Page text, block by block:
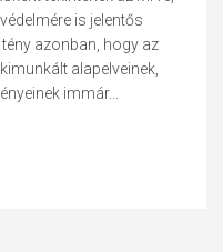
is jelentős
azonban, hogy az
alapelveinek,
immár...